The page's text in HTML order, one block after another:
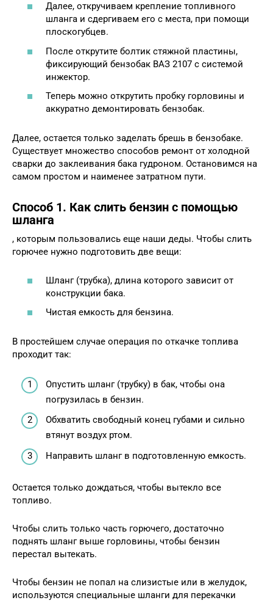
Далее, откручиваем крепление топливного
шланга и сдергиваем его с места, при помощи
плоскогубцев.
После открутите болтик стяжной пластины,
фиксирующий бензобак ВАЗ 2107 с системой
инжектор.
Теперь можно открутить пробку горловины и
аккуратно демонтировать бензобак.
Далее, остается только заделать брешь в бензобаке.
Существует множество способов ремонт от холодной
сварки до заклеивания бака гудроном. Остановимся на
самом простом и наименее затратном пути.
Способ 1. Как слить бензин с помощью
шланга
, которым пользовались еще наши деды. Чтобы слить
горючее нужно подготовить две вещи:
Шланг (трубка), длина которого зависит от
конструкции бака.
Чистая емкость для бензина.
В простейшем случае операция по откачке топлива
проходит так:
Опустить шланг (трубку) в бак, чтобы она
погрузилась в бензин.
Обхватить свободный конец губами и сильно
втянут воздух ртом.
Направить шланг в подготовленную емкость.
Остается только дождаться, чтобы вытекло все
топливо.
Чтобы слить только часть горючего, достаточно
поднять шланг выше горловины, чтобы бензин
перестал вытекать.
Чтобы бензин не попал на слизистые или в желудок,
используются специальные шланги для перекачки